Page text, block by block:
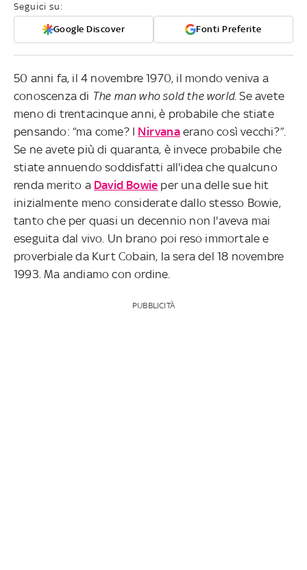
Seguici su:
Google Discover Fonti Preferite
50 anni fa, il 4 novembre 1970, il mondo veniva a
conoscenza di The man who sold the world. Se avete
meno di trentacinque anni, è probabile che stiate
pensando: “ma come? I Nirvanaerano così vecchi?”.
Se ne avete più di quaranta, è invece probabile che
stiate annuendo soddisfatti all'idea che qualcuno
renda merito a David Bowie per una delle sue hit
inizialmente meno considerate dallo stesso Bowie,
tanto che per quasi un decennio non l'aveva mai
eseguita dal vivo. Un brano poi reso immortale e
proverbiale da Kurt Cobain, la sera del 18 novembre
1993. Ma andiamo con ordine.
PUBBLICITÀ